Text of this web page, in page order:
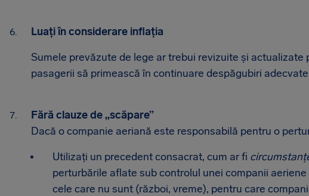
Luați în considerare inflația
Sumele prevăzute de lege ar trebui revizuite și
pasagerii să primească în continuare despăgubiri
Fără clauze de „scăpare”
Dacă o companie aeriană este responsabilă pentru o
Utilizați un precedent consacrat, cum ar fi
perturbările aflate sub controlul unei companii
cele care nu sunt (război, vreme), pentru care